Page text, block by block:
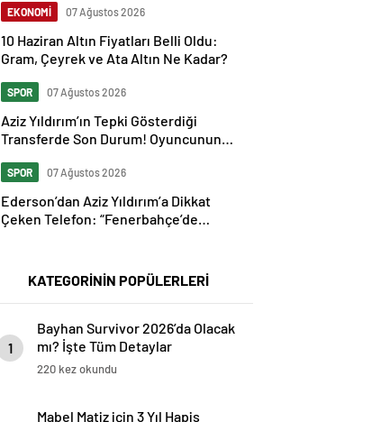
EKONOMİ 07 Ağustos 2026
10 Haziran Altın Fiyatları Belli Oldu:
Gram, Çeyrek ve Ata Altın Ne Kadar?
SPOR 07 Ağustos 2026
Aziz Yıldırım’ın Tepki Gösterdiği
Transferde Son Durum! Oyuncunun
SPOR 07 Ağustos 2026
Ederson’dan Aziz Yıldırım’a Dikkat
Çeken Telefon: “Fenerbahçe’de
KATEGORİNİN POPÜLERLERİ
1
Bayhan Survivor 2026’da Olacak
mı? İşte Tüm Detaylar
220 kez okundu
Mabel Matiz için 3 Yıl Hapis